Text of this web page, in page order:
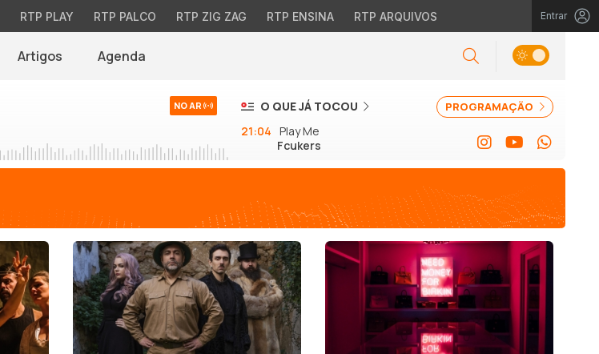
RTP PLAY RTP PALCO RTP ZIG ZAG RTP ENSINA RTP ARQUIVOS Entrar
Artigos Agenda
NO AR PROGRAMAÇÃO
O QUE JÁ TOCOU
21:04 Play Me
Fcukers